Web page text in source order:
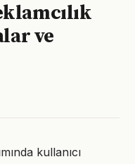
ve
kullanıcı